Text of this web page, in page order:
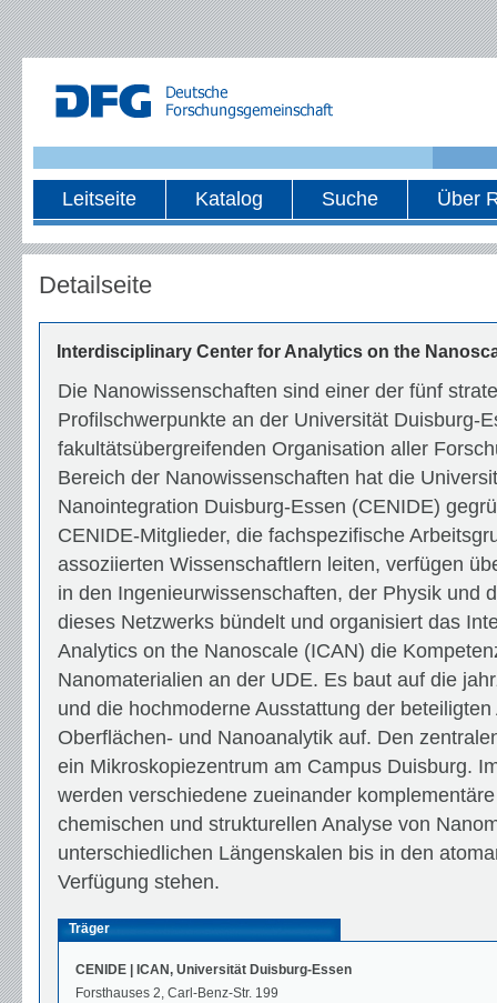
Leitseite Katalog Suche Über
Detailseite
Interdisciplinary Center for Analytics on the
Die Nanowissenschaften sind einer der fünf
Profilschwerpunkte an der Universität Duisburg-
fakultätsübergreifenden Organisation aller
Bereich der Nanowissenschaften hat die
Nanointegration Duisburg-Essen (CENIDE)
CENIDE-Mitglieder, die fachspezifische
assoziierten Wissenschaftlern leiten, verfügen
in den Ingenieurwissenschaften, der Physik und
dieses Netzwerks bündelt und organisiert das
Analytics on the Nanoscale (ICAN) die
Nanomaterialien an der UDE. Es baut auf die
und die hochmoderne Ausstattung der
Oberflächen- und Nanoanalytik auf. Den
ein Mikroskopiezentrum am Campus Duisburg.
werden verschiedene zueinander
chemischen und strukturellen Analyse von
unterschiedlichen Längenskalen bis in den
Verfügung stehen.
Träger
CENIDE | ICAN, Universität Duisburg-Essen
Forsthauses 2, Carl-Benz-Str. 199